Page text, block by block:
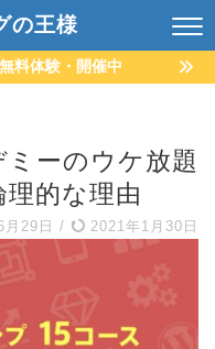
の王様
料体験・開催中
ミーのウケ放題
的な理由
29日 / 2021年1月30日